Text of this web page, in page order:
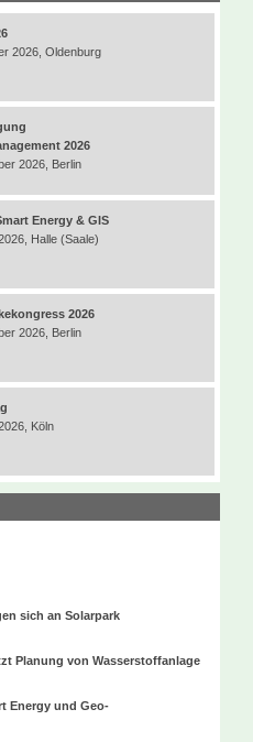
2026, Oldenburg
2026
2026, Berlin
Energy & GIS
Halle (Saale)
2026
2026, Berlin
Köln
sich an Solarpark
Planung von Wasserstoffanlage
Energy und Geo-